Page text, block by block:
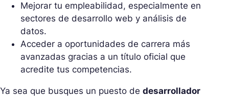
Mejorar tu empleabilidad, especialmente en
sectores de desarrollo web y análisis de
datos.
Acceder a oportunidades de carrera más
avanzadas gracias a un título oficial que
acredite tus competencias.
Ya sea que busques un puesto de desarrollador